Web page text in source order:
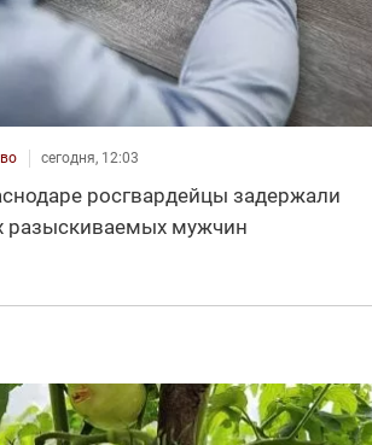
сегодня, 12:03
росгвардейцы задержали
разыскиваемых мужчин